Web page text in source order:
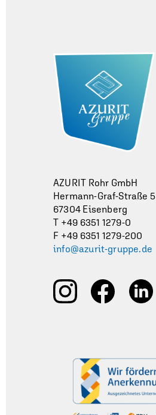
AZURIT Rohr GmbH
Hermann-Graf-Straße 5
67304 Eisenberg
T +49 6351 1279-0
F +49 6351 1279-200
info@azurit-gruppe.de